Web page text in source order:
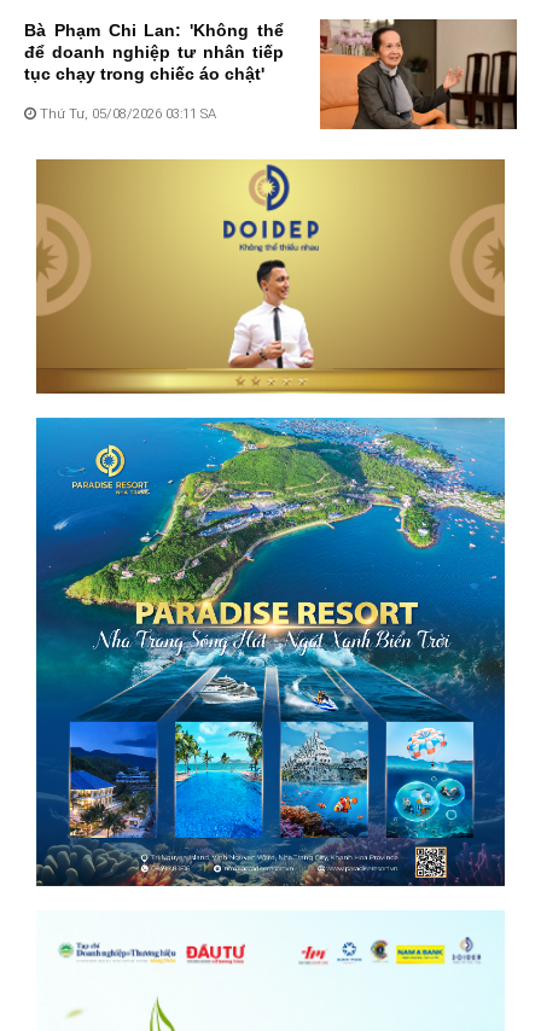
Bà Phạm Chi Lan: 'Không thể
để doanh nghiệp tư nhân tiếp
tục chạy trong chiếc áo chật'
Thứ Tư, 05/08/2026 03:11 SA